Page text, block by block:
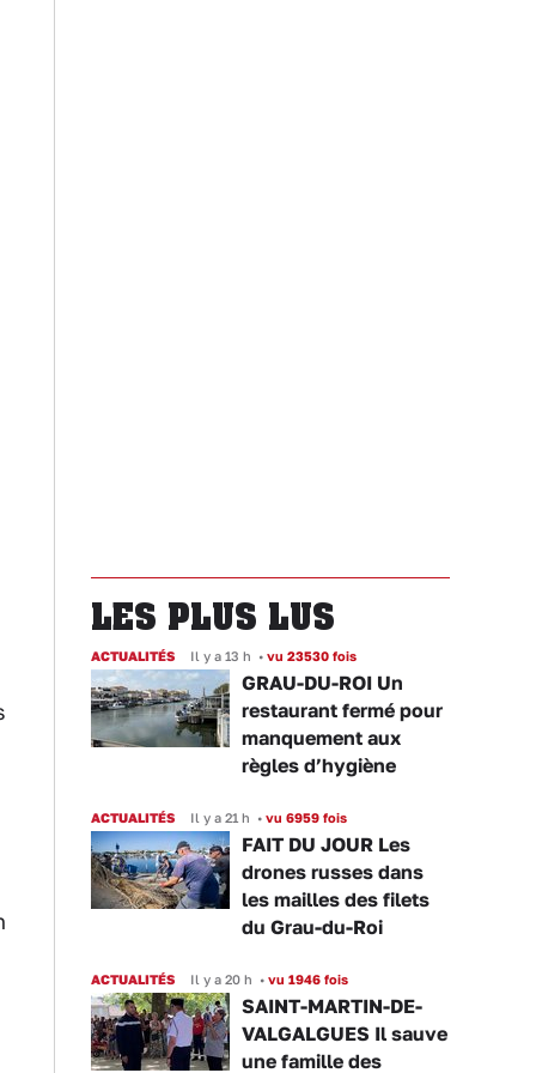
LES PLUS LUS
ACTUALITÉS Il y a 13 h • vu 23530 fois
GRAU-DU-ROI Un
restaurant fermé pour
manquement aux
règles d’hygiène
ACTUALITÉS Il y a 21 h • vu 6959 fois
FAIT DU JOUR Les
drones russes dans
les mailles des filets
du Grau-du-Roi
ACTUALITÉS Il y a 20 h • vu 1946 fois
SAINT-MARTIN-DE-
VALGALGUES Il sauve
une famille des